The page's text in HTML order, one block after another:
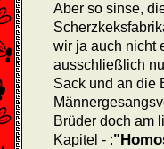
Aber so sinse,
wir ja auch nicht
ausschließlich
Sack und an die
Brüder doch am
Kapitel - :